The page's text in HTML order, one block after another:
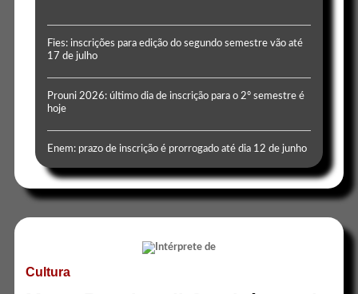
Fies: inscrições para edição do segundo semestre vão até
17 de julho
Prouni 2026: último dia de inscrição para o 2º semestre é
hoje
Enem: prazo de inscrição é prorrogado até dia 12 de junho
Cultura